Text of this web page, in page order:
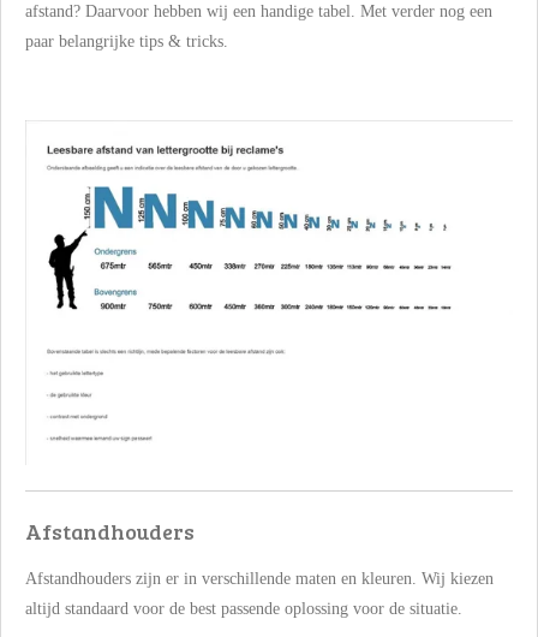
afstand? Daarvoor hebben wij een handige tabel. Met verder nog een
paar belangrijke tips & tricks.
Afstandhouders
Afstandhouders zijn er in verschillende maten en kleuren. Wij kiezen
altijd standaard voor de best passende oplossing voor de situatie.